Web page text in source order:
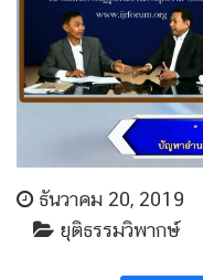
ธันวาคม 20, 2019
ยุติธรรมวิพากษ์